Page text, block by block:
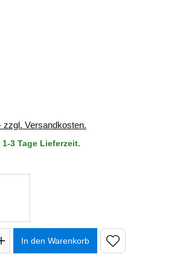
zzgl. Versandkosten.
1-3 Tage Lieferzeit.
den gewünschten Wert ein oder
In den Warenkorb